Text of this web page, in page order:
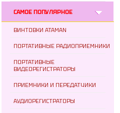
САМОЕ ПОПУЛЯРНОЕ
ВИНТОВКИ ATAMAN
ПОРТАТИВНЫЕ РАДИОПРИЕМНИКИ
ПОРТАТИВНЫЕ
ВИДЕОРЕГИСТРАТОРЫ
ПРИЕМНИКИ И ПЕРЕДАТЧИКИ
АУДИОРЕГИСТРАТОРЫ